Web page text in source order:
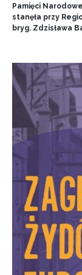
Pamięci
stanęła przy
bryg. Zdzisława